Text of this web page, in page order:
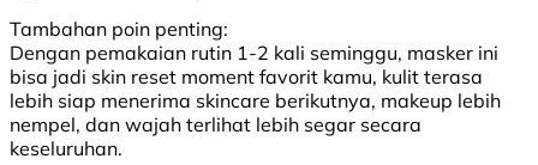
Tambahan poin penting:
Dengan pemakaian rutin 1-2 kali seminggu, masker ini
bisa jadi skin reset moment favorit kamu, kulit terasa
lebih siap menerima skincare berikutnya, makeup lebih
nempel, dan wajah terlihat lebih segar secara
keseluruhan.